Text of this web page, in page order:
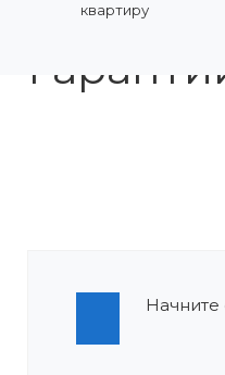
квартиру
Главная
Услуги
Начните